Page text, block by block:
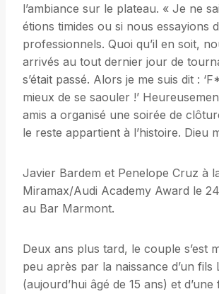
l’ambiance sur le plateau. « Je ne
étions timides ou si nous essayions
professionnels. Quoi qu’il en soit,
arrivés au tout dernier jour de
s’était passé. Alors je me suis dit :
mieux de se saouler !’
amis a organisé une soirée de
le reste appartient à l’histoire. Dieu
Javier Bardem et Penelope Cruz à
Miramax/Audi Academy Award le
au Bar Marmont.
Deux ans plus tard, le couple s’est
peu après par la naissance d’un fils
(aujourd’hui âgé de 15 ans) et d’une